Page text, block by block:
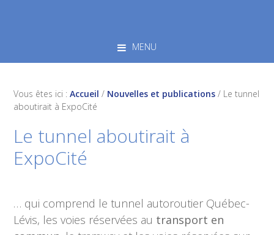
MENU
Vous êtes ici :Accueil / Nouvelles et publications / Le tunnel
aboutirait à ExpoCité
Le tunnel aboutirait à
ExpoCité
… qui comprend le tunnel autoroutier Québec-
Lévis, les voies réservées au transport en